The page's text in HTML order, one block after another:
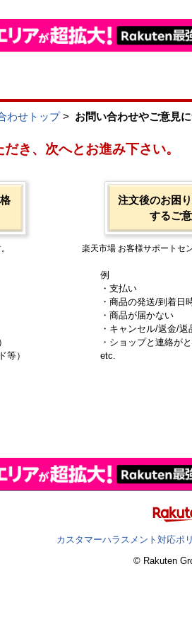
わせトップ> お問い合わせやご意見
き、次へとお進み下さい。
等）
注文後のお困
するご
楽天市場 お客様サポートセ
例
・支払い
・商品の発送/到着日
・商品が届かない
・キャンセル/返金/返
・ショップと連絡が
etc.
カスタマーハラスメント対応ポ
© Rakuten